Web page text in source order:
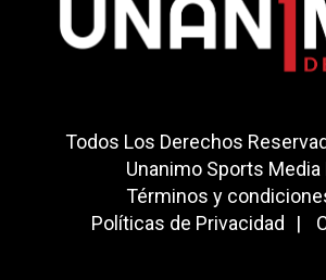
Todos Los Derechos
Unanimo Sports Media
Términos y
Políticas de Privacidad